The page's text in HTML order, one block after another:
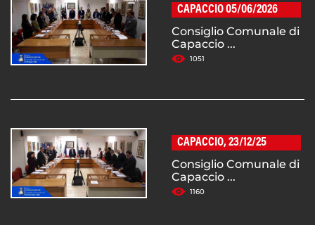
CAPACCIO 05/06/2026
Consiglio Comunale di
Capaccio ...
1051
CAPACCIO, 23/12/25
Consiglio Comunale di
Capaccio ...
1160